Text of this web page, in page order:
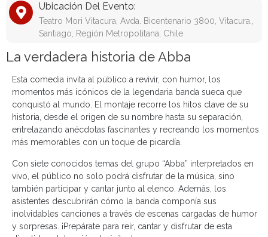
Ubicación Del Evento:
Teatro Mori Vitacura, Avda. Bicentenario 3800, Vitacura.,
Santiago, Región Metropolitana, Chile
La verdadera historia de Abba
Esta comedia invita al público a revivir, con humor, los
momentos más icónicos de la legendaria banda sueca que
conquistó al mundo. El montaje recorre los hitos clave de su
historia, desde el origen de su nombre hasta su separación,
entrelazando anécdotas fascinantes y recreando los momentos
más memorables con un toque de picardía.
Con siete conocidos temas del grupo “Abba” interpretados en
vivo, el público no solo podrá disfrutar de la música, sino
también participar y cantar junto al elenco. Además, los
asistentes descubrirán cómo la banda componía sus
inolvidables canciones a través de escenas cargadas de humor
y sorpresas. ¡Prepárate para reír, cantar y disfrutar de esta